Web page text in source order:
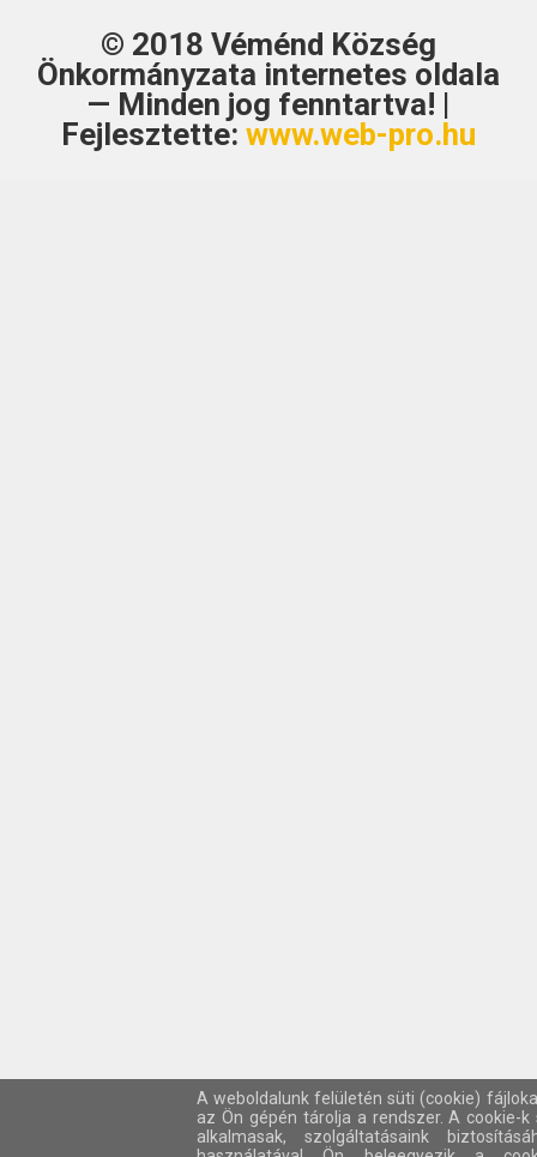
© 2018 Véménd Község
Önkormányzata internetes oldala
— Minden jog fenntartva! |
Fejlesztette: www.web-pro.hu
A weboldalunk felületén süti (cookie)
az Ön gépén tárolja a rendszer. A cookie-
alkalmasak, szolgáltatásaink